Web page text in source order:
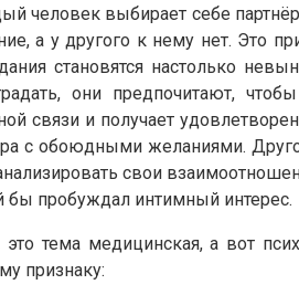
человек выбирает себе
а у другого к нему нет. Это
становятся настолько
они предпочитают, чтобы
связи и получает
с обоюдными желаниями.
свои
бы пробуждал интимный интерес.
тема медицинская, а вот
признаку: